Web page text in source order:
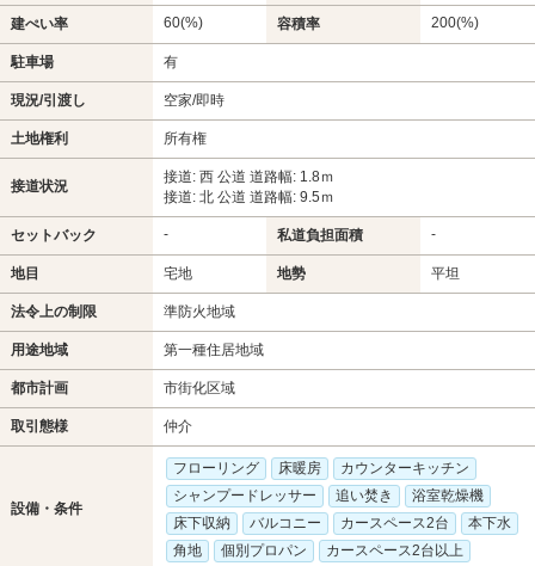
建ぺい率 60(%) 容積率 200(%)
駐車場 有
現況/引渡し 空家/即時
土地権利 所有権
接道状況
接道: 西 公道 道路幅: 1.8ｍ
接道: 北 公道 道路幅: 9.5ｍ
セットバック - 私道負担面積 -
地目 宅地 地勢 平坦
法令上の制限 準防火地域
用途地域 第一種住居地域
都市計画 市街化区域
取引態様 仲介
設備・条件
フローリング 床暖房
カウンターキッチン
シャンプードレッサー
追い焚き
浴室乾燥機
床下収納
バルコニー カースペース2台
本下水
角地
個別プロパン カースペース2台以上